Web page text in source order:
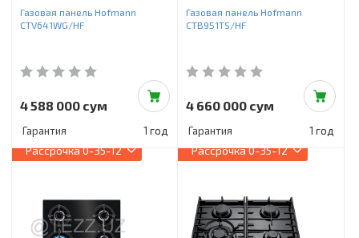
Газовая панель Hofmann
CTV641WG/HF
4 588 000 сум
Гарантия 1 год
Газовая панель Hofmann
CTB951TS/HF
4 660 000 сум
Гарантия 1 год
Рассрочка0-35-12 Рассрочка0-35-12